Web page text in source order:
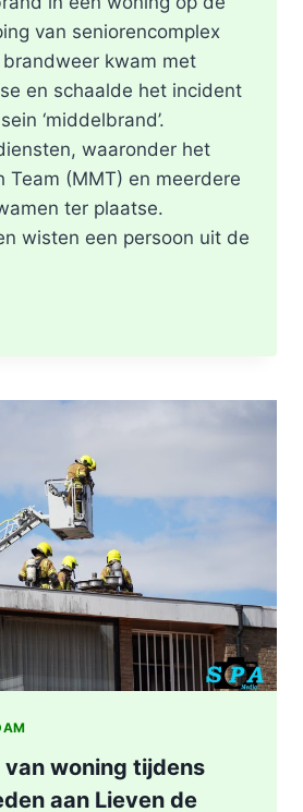
van seniorencomplex
kwam met
en schaalde het incident
‘middelbrand’.
waaronder het
Team (MMT) en meerdere
ter plaatse.
wisten een persoon uit de
van woning tijdens
aan Lieven de